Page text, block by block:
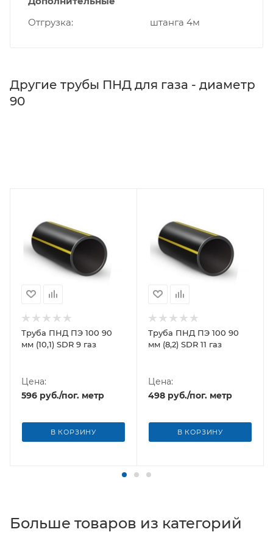
Отгрузка
штанга 4м
Другие трубы ПНД для газа - диаметр
90
Труба ПНД ПЭ 100 90
мм (10,1) SDR 9 газ
Цена:
596 руб./пог. метр
В КОРЗИНУ
Труба ПНД ПЭ 100 90
мм (8,2) SDR 11 газ
Цена:
498 руб./пог. метр
В КОРЗИНУ
Больше товаров из категорий